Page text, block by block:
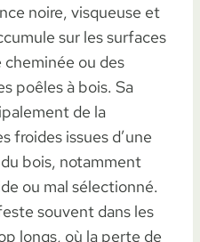
noire, visqueuse et
sur les surfaces
ou des
poêles à bois. Sa
de la
froides issues d’une
bois, notamment
ou mal sélectionné.
souvent dans les
longs, où la perte de